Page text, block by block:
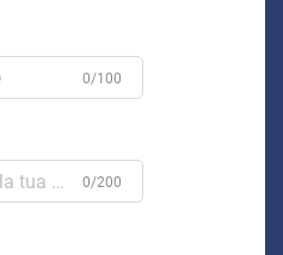
0/100
0/200